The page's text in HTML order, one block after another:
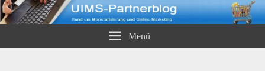
UIMS-Partnerblog
Rund um Monetarisierung und Online-Marketing
Menü